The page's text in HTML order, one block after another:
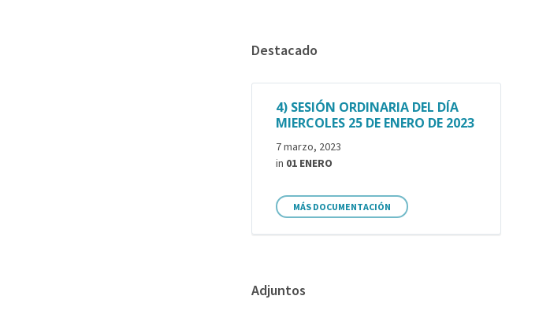
Destacado
4) SESIÓN ORDINARIA DEL DÍA
MIERCOLES 25 DE ENERO DE 2023
7 marzo, 2023
in 01 ENERO
MÁS DOCUMENTACIÓN
Adjuntos